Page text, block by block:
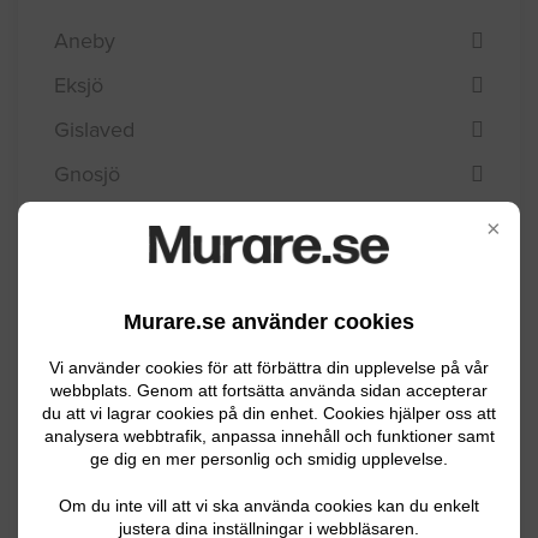
×
Murare.se använder cookies
Vi använder cookies för att förbättra din upplevelse på vår
webbplats. Genom att fortsätta använda sidan accepterar
du att vi lagrar cookies på din enhet. Cookies hjälper oss att
analysera webbtrafik, anpassa innehåll och funktioner samt
ge dig en mer personlig och smidig upplevelse.
Om du inte vill att vi ska använda cookies kan du enkelt
justera dina inställningar i webbläsaren.
Aneby
Eksjö
Gislaved
Gnosjö
Jönköping
Sävsjö
Tranås
Vetlanda